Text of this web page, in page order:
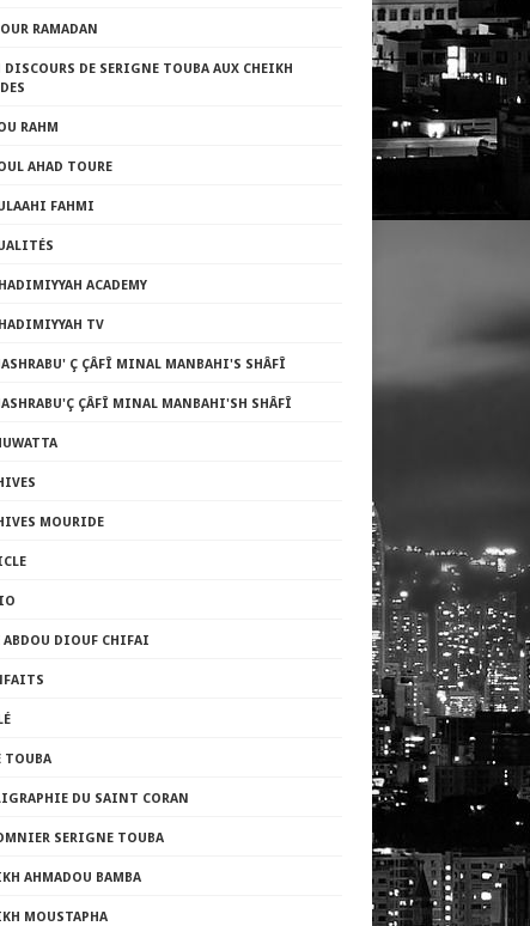
RAMADAN
DISCOURS DE SERIGNE TOUBA AUX CHEIKH
RAHM
AHAD TOURE
FAHMI
ACADEMY
TV
Ç ÇÂFÎ MINAL MANBAHI'S SHÂFÎ
ÇÂFÎ MINAL MANBAHI'SH SHÂFÎ
MOURIDE
ABDOU DIOUF CHIFAI
TOUBA
DU SAINT CORAN
SERIGNE TOUBA
AHMADOU BAMBA
MOUSTAPHA